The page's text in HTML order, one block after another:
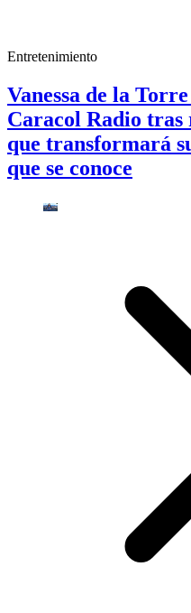
Entretenimiento
Vanessa de la
Caracol Radio
que transformará
que se conoce